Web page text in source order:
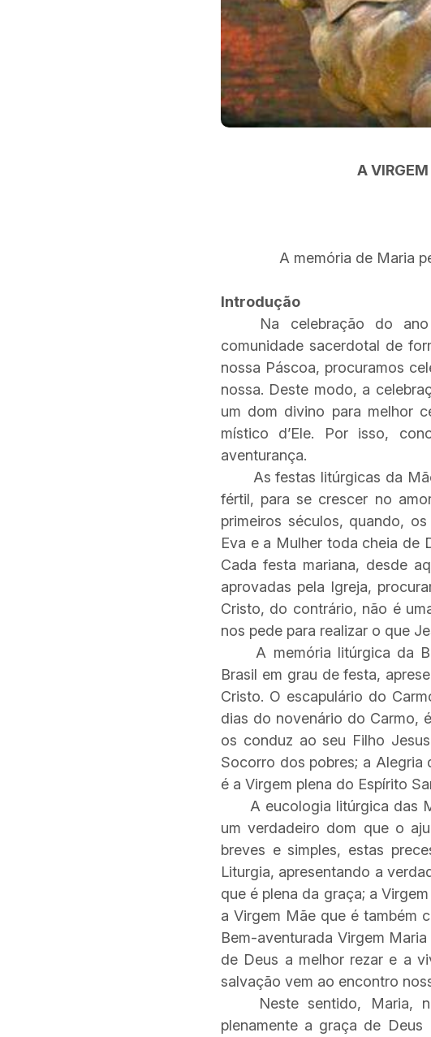
A
A memória de Maria
Introdução
Na celebração do
comunidade sacerdotal de
nossa Páscoa, procuramos
nossa. Deste modo, a
um dom divino para melhor
místico d’Ele. Por isso,
aventurança.
As festas litúrgicas da Mãe
fértil, para se crescer no
primeiros séculos, quando,
Eva e a Mulher toda cheia de
Cada festa mariana, desde
aprovadas pela Igreja,
Cristo, do contrário, não é
nos pede para realizar o que
A memória litúrgica da
Brasil em grau de festa,
Cristo. O escapulário do
dias do novenário do Carmo,
os conduz ao seu Filho
Socorro dos pobres; a Alegria
é a Virgem plena do Espírito
A eucologia litúrgica das
um verdadeiro dom que o
breves e simples, estas
Liturgia, apresentando a
que é plena da graça; a
a Virgem Mãe que é também
Bem-aventurada Virgem
de Deus a melhor rezar e a
salvação vem ao encontro
Neste sentido, Maria,
plenamente a graça de